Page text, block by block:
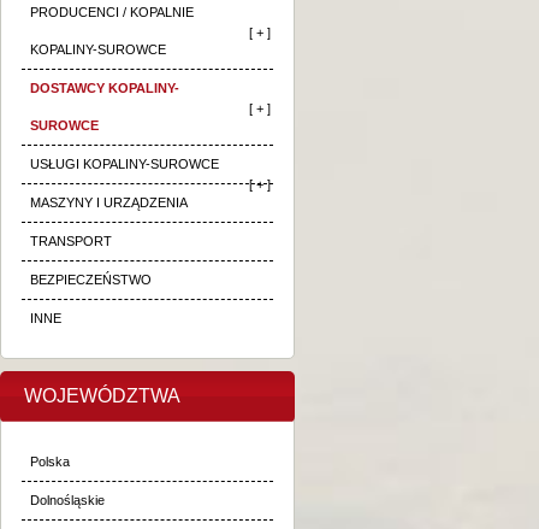
PRODUCENCI / KOPALNIE
KOPALINY-SUROWCE
[ + ]
DOSTAWCY KOPALINY-
SUROWCE
[ + ]
USŁUGI KOPALINY-SUROWCE
[ + ]
MASZYNY I URZĄDZENIA
TRANSPORT
BEZPIECZEŃSTWO
INNE
WOJEWÓDZTWA
Polska
Dolnośląskie